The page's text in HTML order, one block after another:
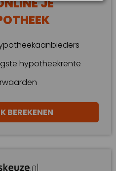
hypotheekrente
BEREKENEN